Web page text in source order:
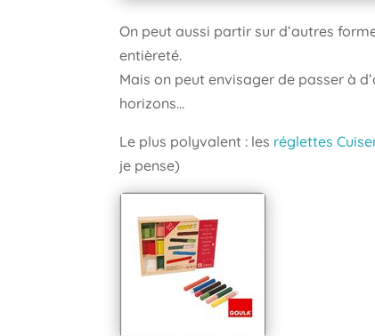
On peut aussi partir sur d’autres
entièreté.
Mais on peut envisager de passer à
horizons…
Le plus polyvalent : les réglettes
je pense)